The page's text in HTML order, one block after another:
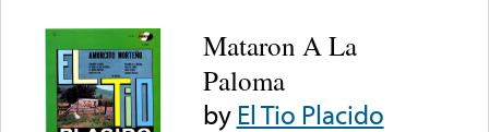
Mataron A La
Paloma
byEl Tio Placido